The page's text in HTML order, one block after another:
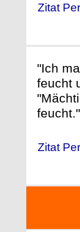
Zitat
"Ich
feucht
feucht."
Zitat